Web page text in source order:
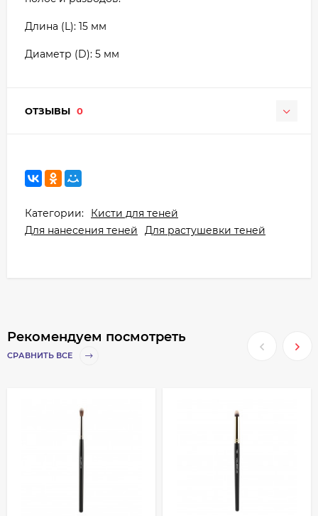
Длина (L): 15 мм
Диаметр (D): 5 мм
ОТЗЫВЫ 0
Категории:
Кисти для теней
Для нанесения теней
Для растушевки теней
Рекомендуем посмотреть
СРАВНИТЬ ВСЕ